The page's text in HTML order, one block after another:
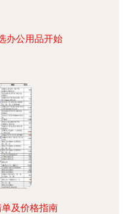
办公用品开始
及价格指南